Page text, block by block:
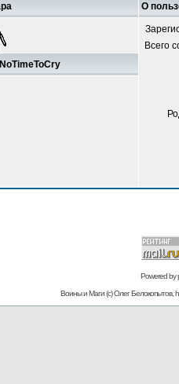
О
Всего
Powered by
Воины и Маги (c) Олег Белокопытов,